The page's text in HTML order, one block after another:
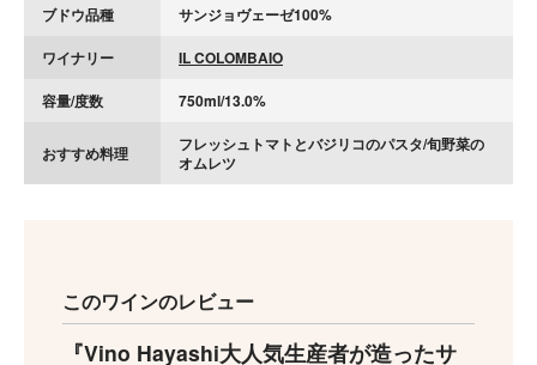
ブドウ品種
サンジョヴェーゼ100%
ワイナリー
IL COLOMBAIO
容量/度数
750ml/13.0%
おすすめ料理
フレッシュトマトとバジリコのパスタ/旬野菜の
オムレツ
このワインのレビュー
Vino Hayashi大人気生産者が造ったサ